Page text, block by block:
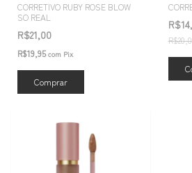
CORRETIVO RUBY ROSE BLOW
SO REAL
R$21,00
R$19,95com Pix
Comprar